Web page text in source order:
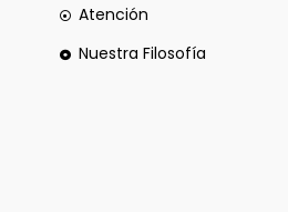
Atención
Nuestra Filosofía